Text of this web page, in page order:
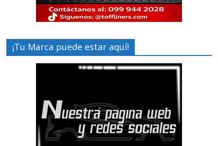
¡Tu Marca puede estar aquí!